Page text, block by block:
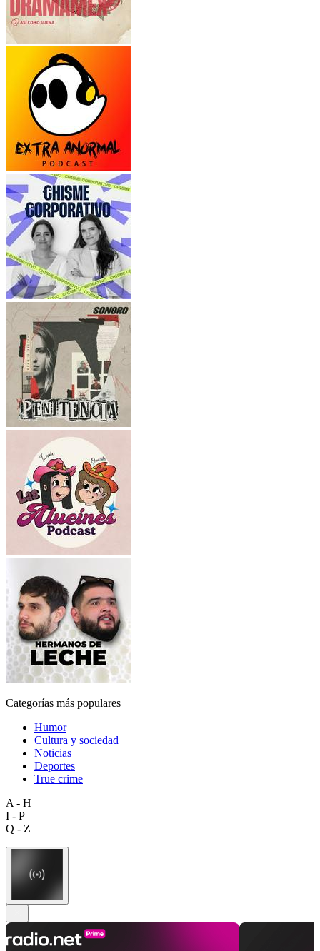
Categorías más populares
Humor
Cultura y sociedad
Noticias
Deportes
True crime
A - H
I - P
Q - Z